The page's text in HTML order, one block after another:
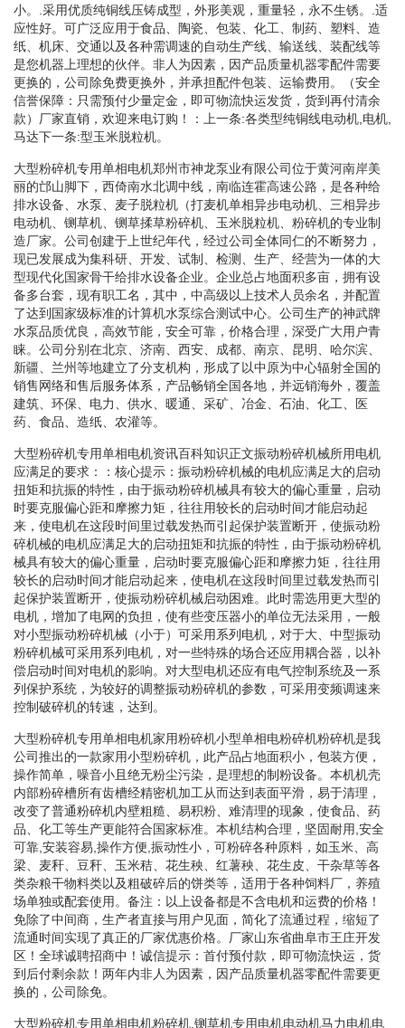
小。.采用优质纯铜线压铸成型，外形美观，重量轻，永不生锈。.适
应性好。可广泛应用于食品、陶瓷、包装、化工、制药、塑料、造
纸、机床、交通以及各种需调速的自动生产线、输送线、装配线等
是您机器上理想的伙伴。非人为因素，因产品质量机器零配件需要
更换的，公司除免费更换外，并承担配件包装、运输费用。（安全
信誉保障：只需预付少量定金，即可物流快运发货，货到再付清余
款）厂家直销，欢迎来电订购！：上一条:各类型纯铜线电动机,电机,
马达下一条:型玉米脱粒机。
大型粉碎机专用单相电机郑州市神龙泵业有限公司位于黄河南岸美
丽的邙山脚下，西倚南水北调中线，南临连霍高速公路，是各种给
排水设备、水泵、麦子脱粒机（打麦机单相异步电动机、三相异步
电动机、铡草机、铡草揉草粉碎机、玉米脱粒机、粉碎机的专业制
造厂家。公司创建于上世纪年代，经过公司全体同仁的不断努力，
现已发展成为集科研、开发、试制、检测、生产、经营为一体的大
型现代化国家骨干给排水设备企业。企业总占地面积多亩，拥有设
备多台套，现有职工名，其中，中高级以上技术人员余名，并配置
了达到国家级标准的计算机水泵综合测试中心。公司生产的神武牌
水泵品质优良，高效节能，安全可靠，价格合理，深受广大用户青
睐。公司分别在北京、济南、西安、成都、南京、昆明、哈尔滨、
新疆、兰州等地建立了分支机构，形成了以中原为中心辐射全国的
销售网络和售后服务体系，产品畅销全国各地，并远销海外，覆盖
建筑、环保、电力、供水、暖通、采矿、冶金、石油、化工、医
药、食品、造纸、农灌等。
大型粉碎机专用单相电机资讯百科知识正文振动粉碎机械所用电机
应满足的要求：：核心提示：振动粉碎机械的电机应满足大的启动
扭矩和抗振的特性，由于振动粉碎机械具有较大的偏心重量，启动
时要克服偏心距和摩擦力矩，往往用较长的启动时间才能启动起
来，使电机在这段时间里过载发热而引起保护装置断开，使振动粉
碎机械的电机应满足大的启动扭矩和抗振的特性，由于振动粉碎机
械具有较大的偏心重量，启动时要克服偏心距和摩擦力矩，往往用
较长的启动时间才能启动起来，使电机在这段时间里过载发热而引
起保护装置断开，使振动粉碎机械启动困难。此时需选用更大型的
电机，增加了电网的负担，使有些变压器小的单位无法采用，一般
对小型振动粉碎机械（小于）可采用系列电机，对于大、中型振动
粉碎机械可采用系列电机，对一些特殊的场合还应用耦合器，以补
偿启动时间对电机的影响。对大型电机还应有电气控制系统及一系
列保护系统，为较好的调整振动粉碎机的参数，可采用变频调速来
控制破碎机的转速，达到。
大型粉碎机专用单相电机家用粉碎机小型单相电粉碎机粉碎机是我
公司推出的一款家用小型粉碎机，此产品占地面积小，包装方便，
操作简单，噪音小且绝无粉尘污染，是理想的制粉设备。本机机壳
内部粉碎槽所有齿槽经精密机加工从而达到表面平滑，易于清理，
改变了普通粉碎机内壁粗糙、易积粉、难清理的现象，使食品、药
品、化工等生产更能符合国家标准。本机结构合理，坚固耐用,安全
可靠,安装容易,操作方便,振动性小，可粉碎各种原料，如玉米、高
梁、麦秆、豆秆、玉米秸、花生秧、红薯秧、花生皮、干杂草等各
类杂粮干物料类以及粗破碎后的饼类等，适用于各种饲料厂，养殖
场单独或配套使用。备注：以上设备都是不含电机和运费的价格！
免除了中间商，生产者直接与用户见面，简化了流通过程，缩短了
流通时间实现了真正的厂家优惠价格。厂家山东省曲阜市王庄开发
区！全球诚聘招商中！诚信提示：首付预付款，即可物流快运，货
到后付剩余款！两年内非人为因素，因产品质量机器零配件需要更
换的，公司除免。
大型粉碎机专用单相电机粉碎机.铡草机专用电机电动机马力电机电